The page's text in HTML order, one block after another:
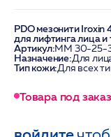
PDO мезонити
для лифтинга лица и
Артикул:МM 30-25-
Назначение:Для
Тип кожи:Для всех
Товара под заказ